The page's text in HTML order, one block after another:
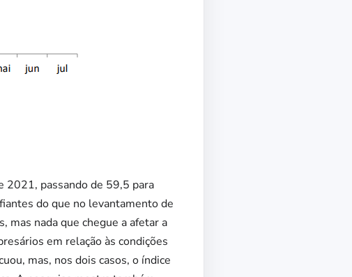
2021, passando de 59,5 para
do que no levantamento de
mas nada que chegue a afetar a
em relação às condições
mas, nos dois casos, o índice